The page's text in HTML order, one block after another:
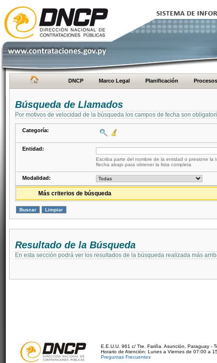
DNCP Marco Legal Planificación Procesos
Búsqueda de Llamados
Por motivos de velocidad de la búsqueda los campos de fecha son
Categoría:
Entidad:
Escriba parte del nombre de la entidad o presione la
flecha abajo para obtener la lista completa
Modalidad:
Más criterios de búsqueda
Resultado de la Búsqueda
En esta sección podrá ver los resultados de la búsqueda realizada más
E.E.U.U. 961 c/ Tte. Fariña. Asunción, Paraguay -
Horario de Atención: Lunes a Viernes de 07:00 a
Preguntas Frecuentes